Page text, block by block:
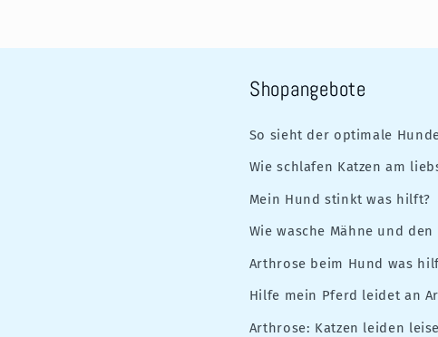
Shopangebote
So sieht der optimale
Wie schlafen Katzen am
Mein Hund stinkt was hilft?
Wie wasche Mähne und
Arthrose beim Hund was
Hilfe mein Pferd leidet an
Arthrose: Katzen leiden